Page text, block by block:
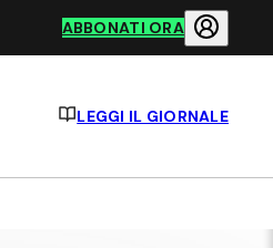
ABBONATI ORA
LEGGI IL GIORNALE